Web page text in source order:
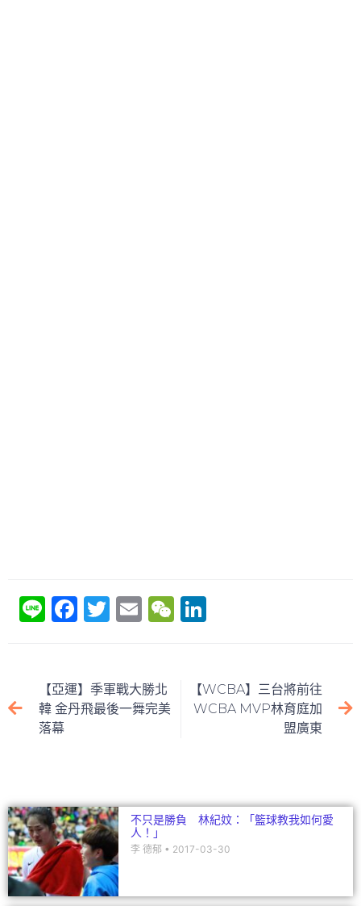
Li F
e
b
T
er
E
l
W
at
e
dI
【亞運】季軍戰大勝北
韓 金丹飛最後一舞完美
落幕
【WCBA】三台將前往
WCBA MVP林育庭加
盟廣東
不只是勝負 林紀妏：「籃球教我如何愛
人！」
李 德郁 2017-03-30